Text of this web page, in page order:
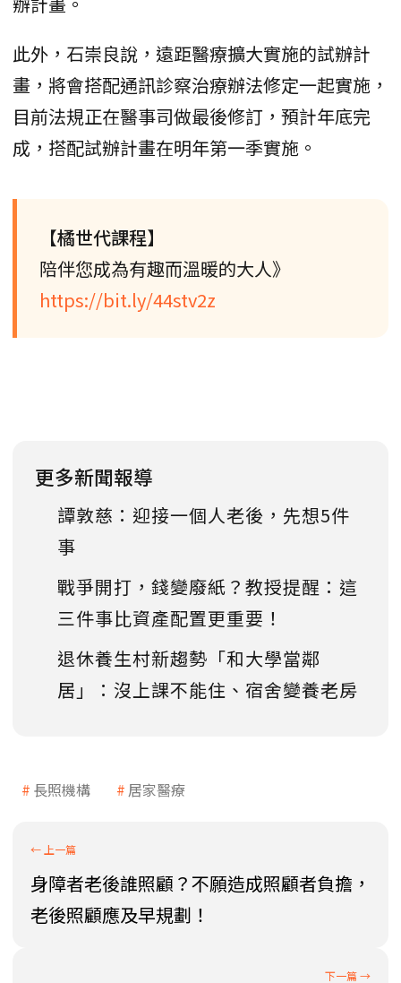
此外，石崇良說，遠距醫療擴大實施的試辦計
畫，將會搭配通訊診察治療辦法修定一起實施，
目前法規正在醫事司做最後修訂，預計年底完
成，搭配試辦計畫在明年第一季實施。
【橘世代課程】
陪伴您成為有趣而溫暖的大人》
https://bit.ly/44stv2z
更多新聞報導
譚敦慈：迎接一個人老後，先想5件
事
戰爭開打，錢變廢紙？教授提醒：這
三件事比資產配置更重要！
退休養生村新趨勢「和大學當鄰
居」：沒上課不能住、宿舍變養老房
長照機構 居家醫療
身障者老後誰照顧？不願造成照顧者負擔，
老後照顧應及早規劃！